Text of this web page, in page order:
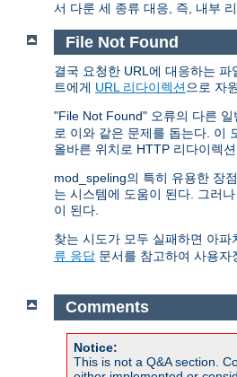
서 다룬 세 종류 대응, 즉, 내부
File Not Found
결국 요청한 URL에 대응하는
트에게 URL 리다이렉션으로 자
"File Not Found" 오류의 다른
로 이와 같은 문제를 돕는다. 이
올바른 위치로 HTTP 리다이렉
mod_speling의 특히 유용한 장
는 시스템에 도움이 된다. 그러
이 된다.
찾는 시도가 모두 실패하면 아
류 응답 문서를 참고하여 사용자
Comments
Notice:
This is not a Q&A section.